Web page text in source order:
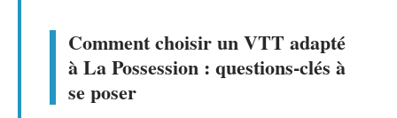
Comment choisir un VTT adapté
à La Possession : questions-clés à
se poser